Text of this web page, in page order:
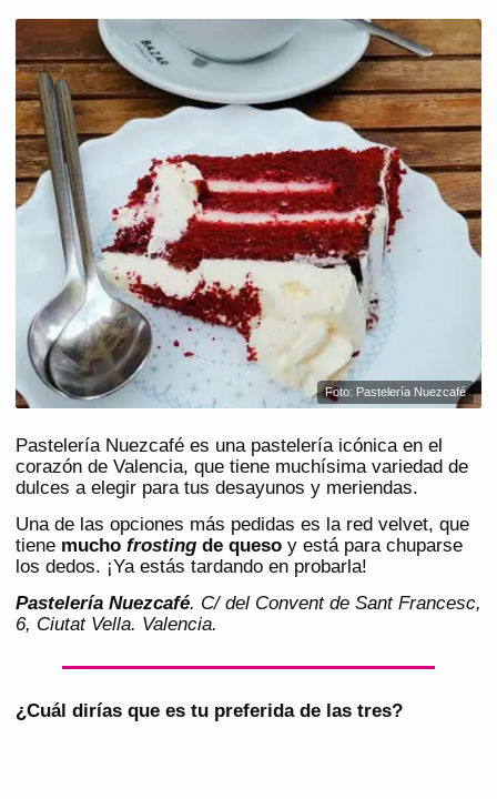
Foto: Pastelería Nuezcafé
Pastelería Nuezcafé es una pastelería icónica en el
corazón de Valencia, que tiene muchísima variedad de
dulces a elegir para tus desayunos y meriendas.
Una de las opciones más pedidas es la red velvet, que
tiene mucho frosting de queso y está para chuparse
los dedos. ¡Ya estás tardando en probarla!
Pastelería Nuezcafé. C/ del Convent de Sant Francesc,
6, Ciutat Vella. Valencia.
¿Cuál dirías que es tu preferida de las tres?